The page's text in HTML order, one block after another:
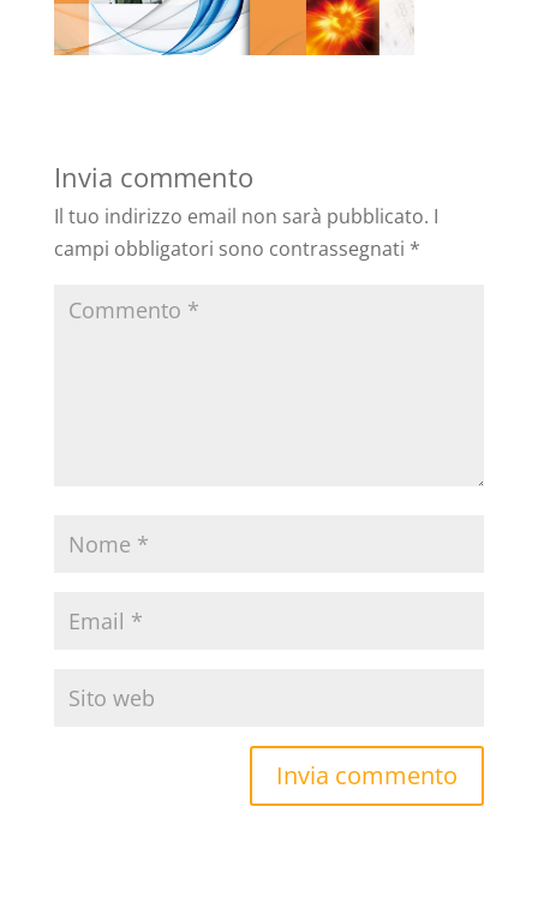
Invia commento
Il tuo indirizzo email non sarà pubblicato. I
campi obbligatori sono contrassegnati *